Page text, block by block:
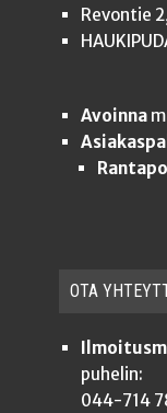
Revontie
Avoinna
OTA
puhelin:
044-714